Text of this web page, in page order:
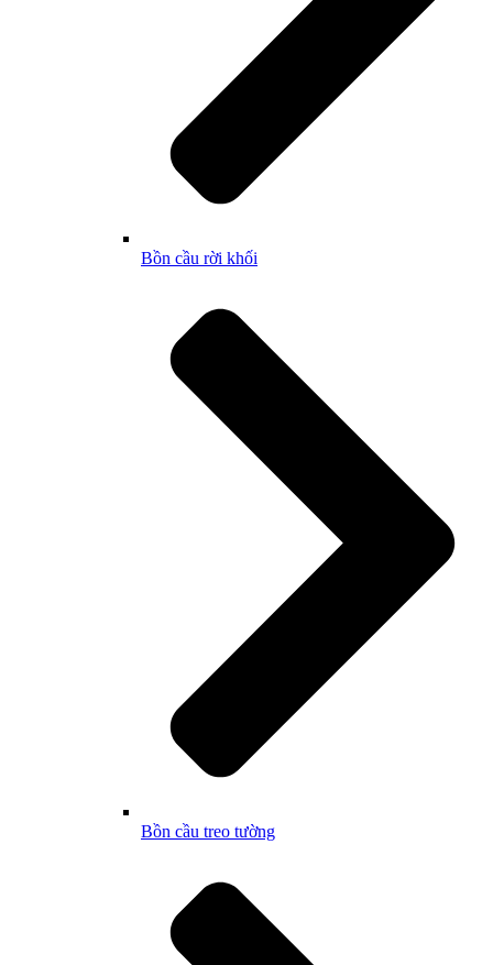
Bồn cầu rời khối
Bồn cầu treo tường